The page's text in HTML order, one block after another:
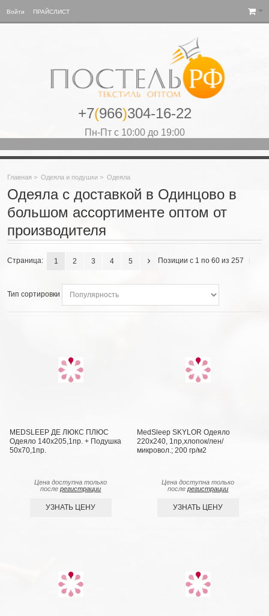
Войти ПРАЙСЛИСТ
+7(966)304-16-22
Пн-Пт с 10:00 до 19:00
Главная > Одеяла и подушки > Одеяла
Одеяла с доставкой в Одинцово в
большом ассортименте оптом от
производителя
Позиции с 1 по 60 из 257
Страница: 1 2 3 4 5
Тип сортировки
MEDSLEEP ДЕ ЛЮКС ПЛЮС
Одеяло 140х205,1пр. + Подушка
50х70,1пр.
Цена доступна только
послерегистрации
УЗНАТЬ ЦЕНУ
MedSleep SKYLOR Одеяло
220х240, 1пр,хлопок/лен/
микровол.; 200 гр/м2
Цена доступна только
послерегистрации
УЗНАТЬ ЦЕНУ